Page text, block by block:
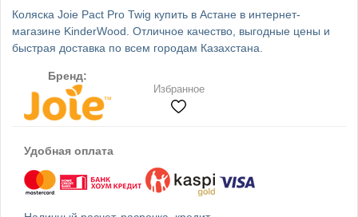
Коляска Joie Pact Pro Twig купить в Астане в интернет-
магазине KinderWood. Отличное качество, выгодные цены и
быстрая доставка по всем городам Казахстана.
Бренд:
Избранное
Удобная оплата